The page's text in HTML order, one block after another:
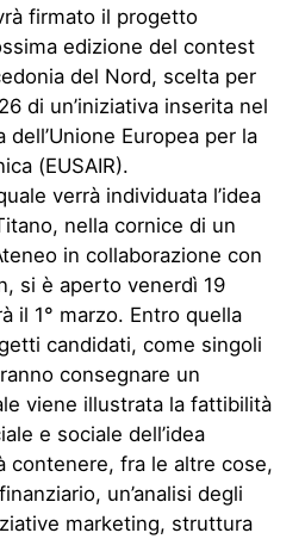
firmato il progetto
edizione del contest
del Nord, scelta per
di un’iniziativa inserita nel
Europea per la
(EUSAIR).
verrà individuata l’idea
nella cornice di un
in collaborazione con
si è aperto venerdì 19
il 1° marzo. Entro quella
candidati, come singoli
consegnare un
viene illustrata la fattibilità
e sociale dell’idea
contenere, fra le altre cose,
un’analisi degli
marketing, struttura